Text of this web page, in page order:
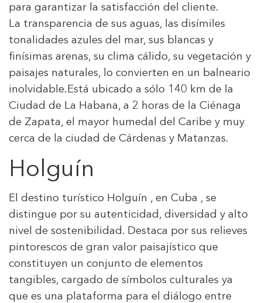
para garantizar la satisfacción del cliente.
La transparencia de sus aguas, las disímiles
tonalidades azules del mar, sus blancas y
finísimas arenas, su clima cálido, su vegetación y
paisajes naturales, lo convierten en un balneario
inolvidable.Está ubicado a sólo 140 km de la
Ciudad de La Habana, a 2 horas de la Ciénaga
de Zapata, el mayor humedal del Caribe y muy
cerca de la ciudad de Cárdenas y Matanzas.
Holguín
El destino turístico Holguín , en Cuba , se
distingue por su autenticidad, diversidad y alto
nivel de sostenibilidad. Destaca por sus relieves
pintorescos de gran valor paisajístico que
constituyen un conjunto de elementos
tangibles, cargado de símbolos culturales ya
que es una plataforma para el diálogo entre